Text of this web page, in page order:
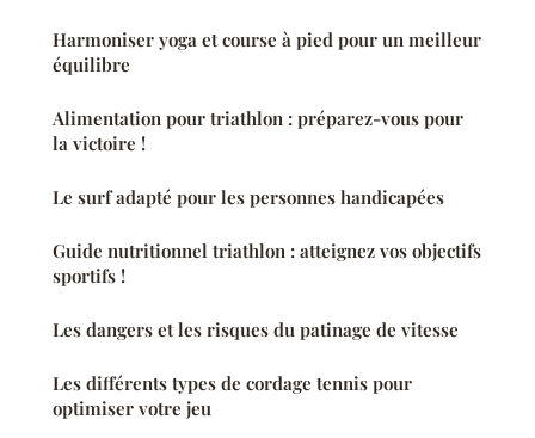
Harmoniser yoga et course à pied pour un meilleur
équilibre
Alimentation pour triathlon : préparez-vous pour
la victoire !
Le surf adapté pour les personnes handicapées
Guide nutritionnel triathlon : atteignez vos objectifs
sportifs !
Les dangers et les risques du patinage de vitesse
Les différents types de cordage tennis pour
optimiser votre jeu